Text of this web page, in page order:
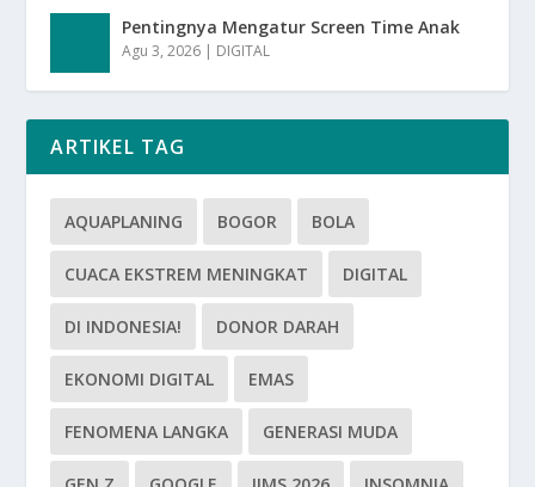
Pentingnya Mengatur Screen Time Anak
Agu 3, 2026 | DIGITAL
ARTIKEL TAG
AQUAPLANING BOGOR BOLA
CUACA EKSTREM MENINGKAT DIGITAL
DI INDONESIA! DONOR DARAH
EKONOMI DIGITAL EMAS
FENOMENA LANGKA GENERASI MUDA